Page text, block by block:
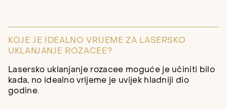
KOJE JE IDEALNO VRIJEME ZA LASERSKO
UKLANJANJE ROZACEE?
Lasersko uklanjanje rozacee moguće je učiniti bilo
kada, no idealno vrijeme je uvijek hladniji dio
godine.